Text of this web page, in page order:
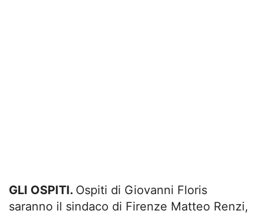
GLI OSPITI. Ospiti di Giovanni Floris
saranno il sindaco di Firenze Matteo Renzi,